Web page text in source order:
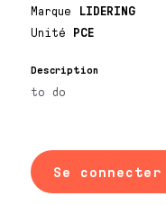
Marque LIDERING
Unité PCE
Description
to do
Se connecter